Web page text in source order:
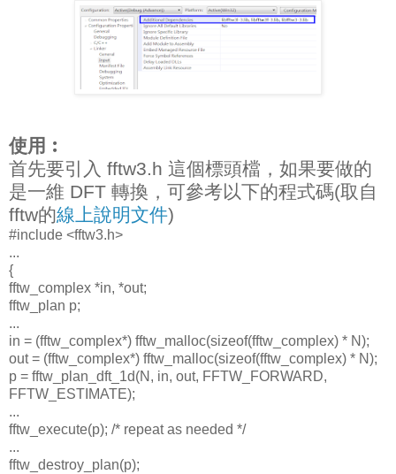
使用︰
首先要引入 fftw3.h 這個標頭檔，如果要做的
是一維 DFT 轉換，可參考以下的程式碼(取自
fftw的線上說明文件)
#include <fftw3.h>
...
{
fftw_complex *in, *out;
fftw_plan p;
...
in = (fftw_complex*) fftw_malloc(sizeof(fftw_complex) * N);
out = (fftw_complex*) fftw_malloc(sizeof(fftw_complex) * N);
p = fftw_plan_dft_1d(N, in, out, FFTW_FORWARD,
FFTW_ESTIMATE);
...
fftw_execute(p); /* repeat as needed */
...
fftw_destroy_plan(p);